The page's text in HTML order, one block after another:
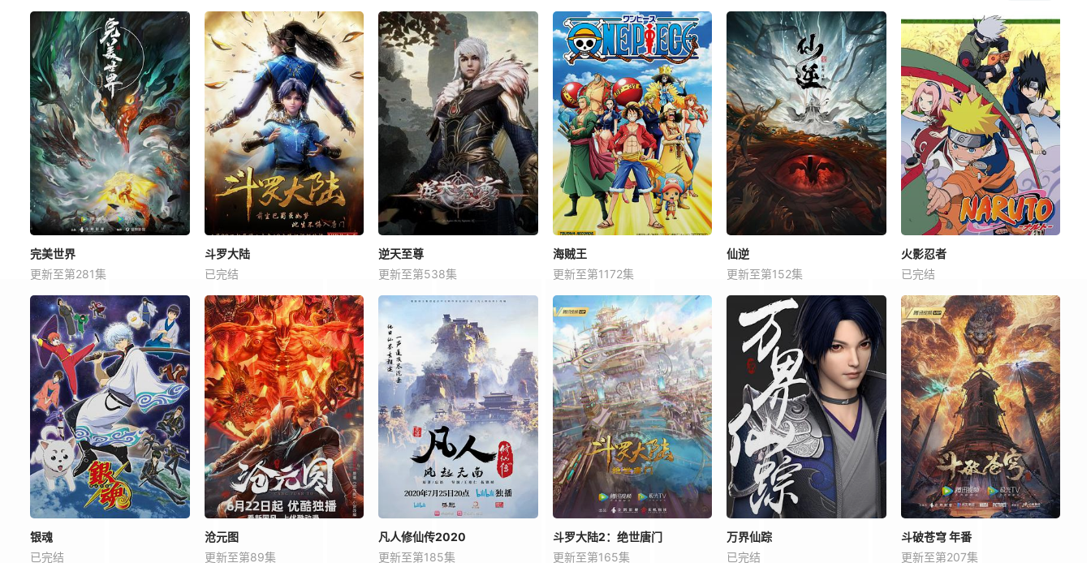
完美世界
更新至第281集
斗罗大陆
已完结
逆天至尊
更新至第538集
海贼王
更新至第1172集
仙逆
更新至第152集
火影忍者
已完结
银魂
已完结
沧元图
更新至第89集
凡人修仙传2020
更新至第185集
斗罗大陆2：绝世唐门
更新至第165集
万界仙踪
已完结
斗破苍穹 年番
更新至第207集